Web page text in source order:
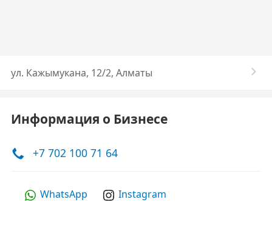
ул. Кажымукана, 12/2, Алматы
Информация о Бизнесе
+7 702 100 71 64
WhatsApp Instagram